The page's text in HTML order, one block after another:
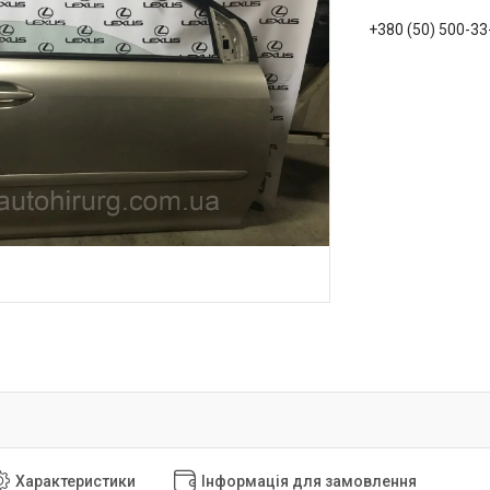
+380 (50) 500-
Характеристики Інформація для замовлення